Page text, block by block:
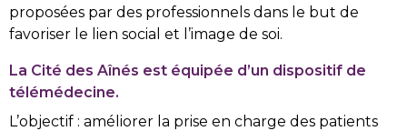
proposées par des professionnels dans le but de
favoriser le lien social et l’image de soi.
La Cité des Aînés est équipée d’un dispositif de
télémédecine.
L’objectif : améliorer la prise en charge des patients